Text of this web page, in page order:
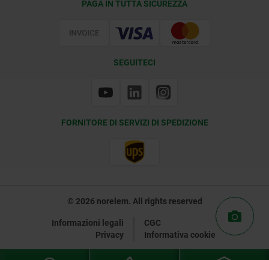
PAGA IN TUTTA SICUREZZA
SEGUITECI
FORNITORE DI SERVIZI DI SPEDIZIONE
© 2026 norelem. All rights reserved
Informazioni legali
CGC
Privacy
Informativa cookie